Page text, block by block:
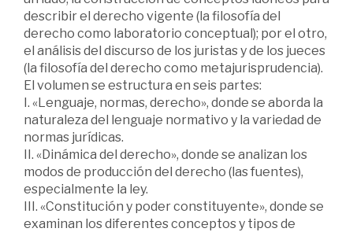
describir el derecho vigente (la filosofía del
derecho como laboratorio conceptual); por el otro,
el análisis del discurso de los juristas y de los jueces
(la filosofía del derecho como metajurisprudencia).
El volumen se estructura en seis partes:
I. «Lenguaje, normas, derecho», donde se aborda la
naturaleza del lenguaje normativo y la variedad de
normas jurídicas.
II. «Dinámica del derecho», donde se analizan los
modos de producción del derecho (las fuentes),
especialmente la ley.
III. «Constitución y poder constituyente», donde se
examinan los diferentes conceptos y tipos de